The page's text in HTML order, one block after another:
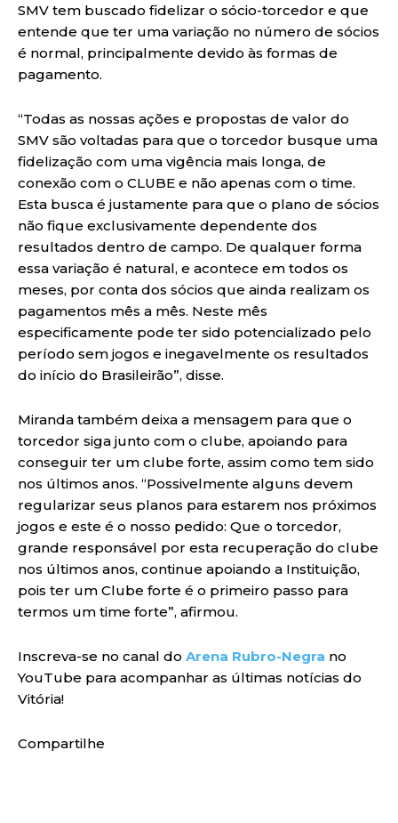
SMV tem buscado fidelizar o sócio-torcedor e que
entende que ter uma variação no número de sócios
é normal, principalmente devido às formas de
pagamento.
“Todas as nossas ações e propostas de valor do
SMV são voltadas para que o torcedor busque uma
fidelização com uma vigência mais longa, de
conexão com o CLUBE e não apenas com o time.
Esta busca é justamente para que o plano de sócios
não fique exclusivamente dependente dos
resultados dentro de campo. De qualquer forma
essa variação é natural, e acontece em todos os
meses, por conta dos sócios que ainda realizam os
pagamentos mês a mês. Neste mês
especificamente pode ter sido potencializado pelo
período sem jogos e inegavelmente os resultados
do início do Brasileirão”, disse.
Miranda também deixa a mensagem para que o
torcedor siga junto com o clube, apoiando para
conseguir ter um clube forte, assim como tem sido
nos últimos anos. “Possivelmente alguns devem
regularizar seus planos para estarem nos próximos
jogos e este é o nosso pedido: Que o torcedor,
grande responsável por esta recuperação do clube
nos últimos anos, continue apoiando a Instituição,
pois ter um Clube forte é o primeiro passo para
termos um time forte”, afirmou.
Inscreva-se no canal do Arena Rubro-Negra no
YouTube para acompanhar as últimas notícias do
Vitória!
Compartilhe